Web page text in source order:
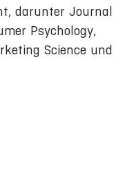
darunter Journal
Psychology,
Science und